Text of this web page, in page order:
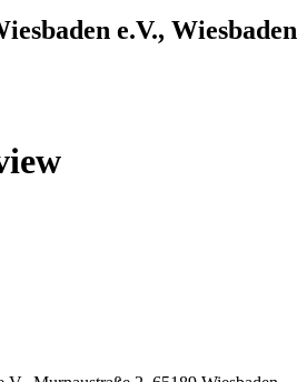
e.V., Wiesbaden